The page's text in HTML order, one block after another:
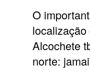
O
Alcochete
norte: